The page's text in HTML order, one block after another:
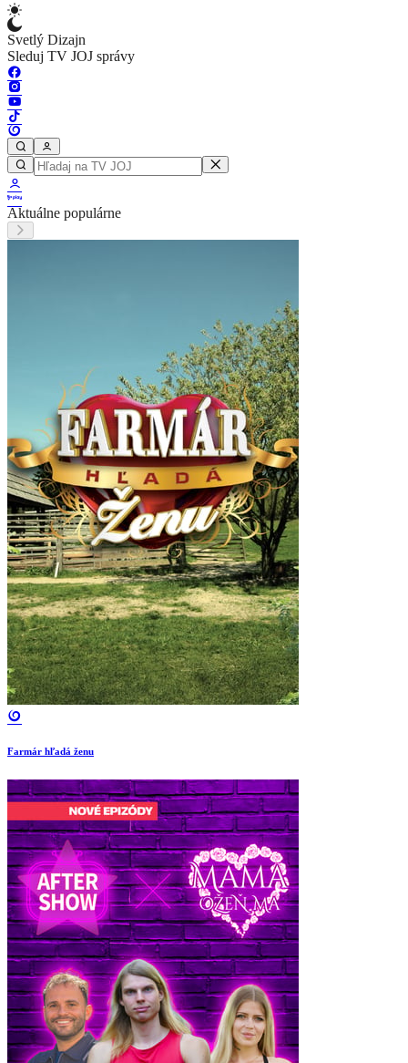
Svetlý Dizajn
Sleduj TV JOJ správy
Aktuálne populárne
Farmár hľadá ženu